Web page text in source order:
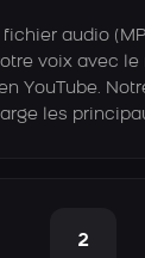
audio
voix avec
YouTube.
les
2